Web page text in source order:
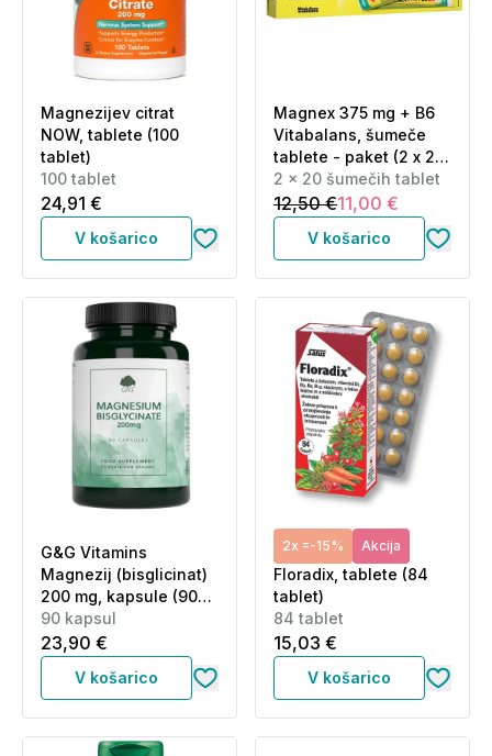
Magnezijev citrat
NOW, tablete (100
tablet)
100 tablet
24,91 €
V košarico
Magnex 375 mg + B6
Vitabalans, šumeče
tablete - paket (2 x 20
šumečih tablet)
2 x 20 šumečih tablet
12,50 €11,00 €
V košarico
G&G Vitamins
Magnezij (bisglicinat)
200 mg, kapsule (90
kapsul)
90 kapsul
23,90 €
V košarico
2x =-15% Akcija
Floradix, tablete (84
tablet)
84 tablet
15,03 €
V košarico